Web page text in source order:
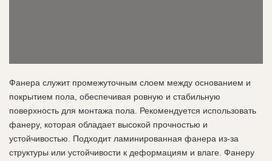
Фанера служит промежуточным слоем между основанием и
покрытием пола, обеспечивая ровную и стабильную
поверхность для монтажа пола. Рекомендуется использовать
фанеру, которая обладает высокой прочностью и
устойчивостью. Подходит ламинированная фанера из-за
структуры или устойчивости к деформациям и влаге. Фанеру